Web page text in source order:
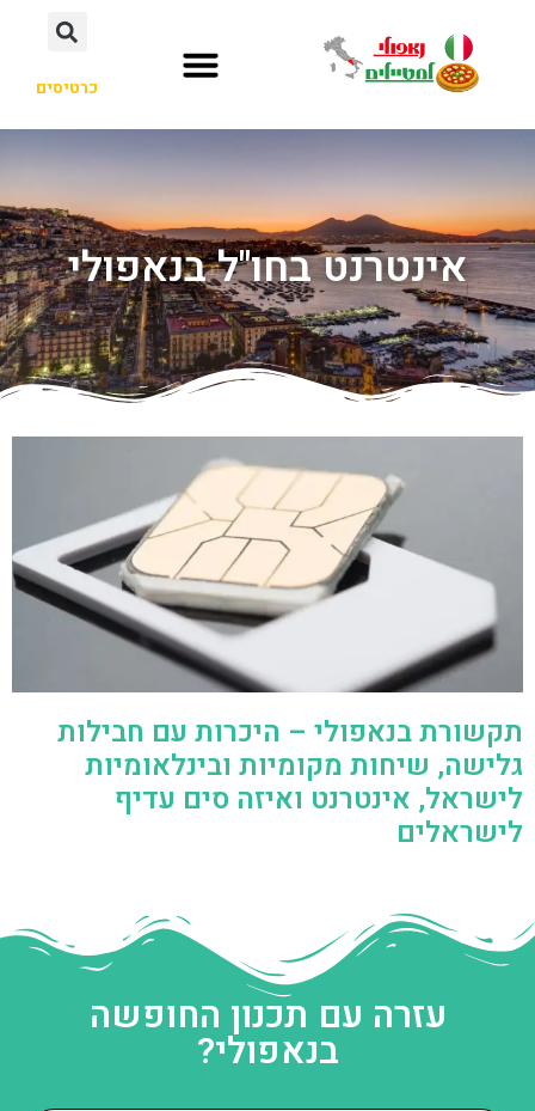
כרטיסים
אינטרנט בחו"ל בנאפולי
תקשורת בנאפולי – היכרות עם חבילות
גלישה, שיחות מקומיות ובינלאומיות
לישראל, אינטרנט ואיזה סים עדיף
לישראלים
עזרה עם תכנון החופשה
בנאפולי?